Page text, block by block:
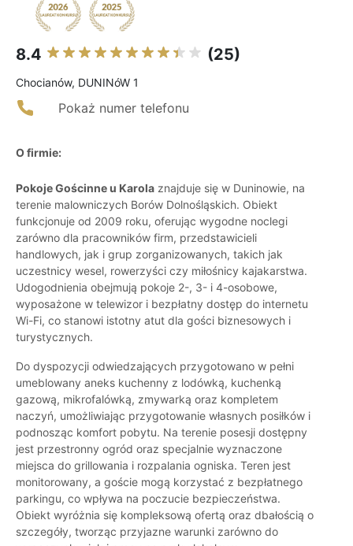
8.4 (25)
Chocianów, DUNINóW 1
Pokaż numer telefonu
O firmie:
Pokoje Gościnne u Karola znajduje się w Duninowie, na
terenie malowniczych Borów Dolnośląskich. Obiekt
funkcjonuje od 2009 roku, oferując wygodne noclegi
zarówno dla pracowników firm, przedstawicieli
handlowych, jak i grup zorganizowanych, takich jak
uczestnicy wesel, rowerzyści czy miłośnicy kajakarstwa.
Udogodnienia obejmują pokoje 2-, 3- i 4-osobowe,
wyposażone w telewizor i bezpłatny dostęp do internetu
Wi-Fi, co stanowi istotny atut dla gości biznesowych i
turystycznych.
Do dyspozycji odwiedzających przygotowano w pełni
umeblowany aneks kuchenny z lodówką, kuchenką
gazową, mikrofalówką, zmywarką oraz kompletem
naczyń, umożliwiając przygotowanie własnych posiłków i
podnosząc komfort pobytu. Na terenie posesji dostępny
jest przestronny ogród oraz specjalnie wyznaczone
miejsca do grillowania i rozpalania ogniska. Teren jest
monitorowany, a goście mogą korzystać z bezpłatnego
parkingu, co wpływa na poczucie bezpieczeństwa.
Obiekt wyróżnia się kompleksową ofertą oraz dbałością o
szczegóły, tworząc przyjazne warunki zarówno do